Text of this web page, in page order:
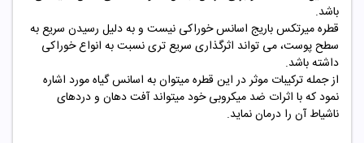
باشد.
قطره میرتکس باریج اسانس خوراکی نیست و به دلیل رسیدن سریع به
سطح پوست، می تواند اثرگذاری سریع تری نسبت به انواع خوراکی
داشته باشد.
از جمله ترکیبات موثر در این قطره میتوان به اسانس گیاه مورد اشاره
نمود که با اثرات ضد میکروبی خود میتواند آفت دهان و دردهای
ناشیاط آن را درمان نماید.